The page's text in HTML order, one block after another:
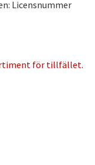
Licensnummer
för tillfället.